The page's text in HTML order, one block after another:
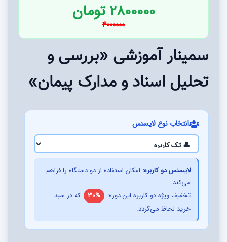
2800000 تومان
4000000
سمینار آموزشی «بررسی و
تحلیل اسناد و مدارک پیمان»
انتخاب نوع لایسنس
لایسنس دو کاربره:امکان استفاده از دو دستگاه را فراهم
می‌کند.
تخفیف ویژه دو کاربره این دوره:
30% که در سبد
خرید لحاظ می‌گردد.